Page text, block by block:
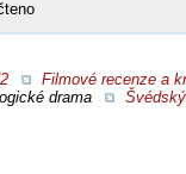
Filmové recenze a
drama